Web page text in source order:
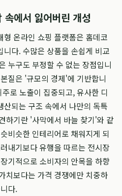
에서 잃어버린 개성
온라인 쇼핑 플랫폼은 홈데코
다. 수많은 상품을 손쉽게 비교
누구도 부정할 수 없는 장점입니
질은 '규모의 경제'에 기반합니
로 노출이 집중되고, 유사한 디
되는 구조 속에서 나만의 독특
하기란 '사막에서 바늘 찾기'와 같
비슷한 인테리어로 채워지게 되
내기보다 유행을 따르는 전시장
기적으로 소비자의 안목을 하향
치보다는 가격 경쟁에만 치중하
다.